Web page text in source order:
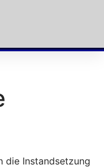
die Instandsetzung